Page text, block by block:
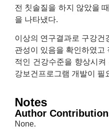
전 칫솔질을 하지 않았을
을 나타냈다.
이상의 연구결과로 구강건
관성이 있음을 확인하였고
적인 건강수준을 향상시
강보건프로그램 개발이 필
Notes
Author
None.